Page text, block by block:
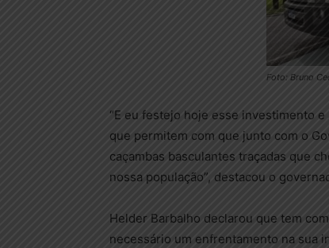
Foto: Bruno
“E eu festejo hoje esse investimento
que permitem com que junto com o
caçambas basculantes traçadas que
nossa população”, destacou o
Helder Barbalho declarou que tem
necessário um enfrentamento na sua